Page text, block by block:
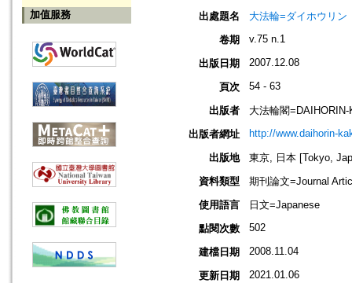
加值服務
出處題名
大法輪=ダイホウリン
卷期
v.75 n.1
出版日期 2007.12.08
頁次 54 - 63
出版者
大法輪閣=DAIHORIN-
出版者網址
http://www.daihorin-
出版地
東京, 日本 [Tokyo,
資料類型
期刊論文=Journal
使用語言
日文=Japanese
點閱次數
502
建檔日期 2008.11.04
更新日期 2021.01.06